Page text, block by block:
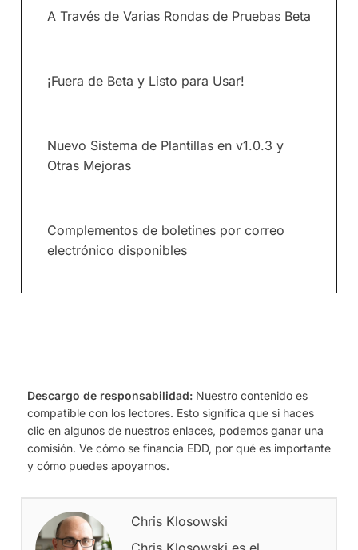
A Través de Varias Rondas de Pruebas Beta
¡Fuera de Beta y Listo para Usar!
Nuevo Sistema de Plantillas en v1.0.3 y
Otras Mejoras
Complementos de boletines por correo
electrónico disponibles
Descargo de responsabilidad: Nuestro contenido es
compatible con los lectores. Esto significa que si haces
clic en algunos de nuestros enlaces, podemos ganar una
comisión. Ve cómo se financia EDD, por qué es importante
y cómo puedes apoyarnos.
Chris Klosowski